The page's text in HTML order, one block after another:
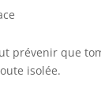
prévenir que
isolée.